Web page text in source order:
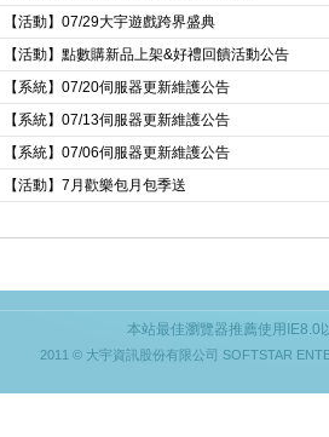
【活動】07/29大宇遊戲跨界盛典
【活動】點數購新品上架&好禮回饋活動公告
【系統】07/20伺服器更新維護公告
【系統】07/13伺服器更新維護公告
【系統】07/06伺服器更新維護公告
【活動】7月歡樂包月包季送
本站最佳瀏覽器推薦使用IE8.0
2011 © 大宇資訊股份有限公司 SOFTSTAR